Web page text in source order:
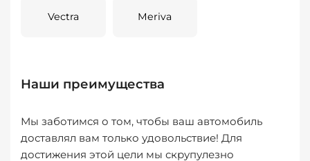
Vectra Meriva
Наши преимущества
Мы заботимся о том, чтобы ваш автомобиль
доставлял вам только удовольствие! Для
достижения этой цели мы скрупулезно